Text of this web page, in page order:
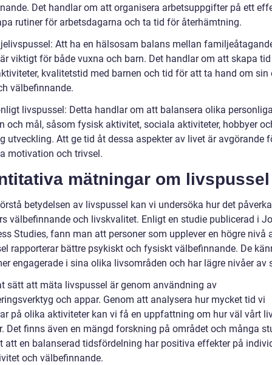
Det handlar om att organisera arbetsuppgifter på ett
rutiner för arbetsdagarna och ta tid för återhämtning.
Att ha en hälsosam balans mellan
viktigt för både vuxna och barn. Det handlar om att skapa
kvalitetstid med barnen och tid för att ta hand om sin
välbefinnande.
livspussel: Detta handlar om att balansera olika
och mål, såsom fysisk aktivitet, sociala aktiviteter, hobbyer
utveckling. Att ge tid åt dessa aspekter av livet är avgörande
motivation och trivsel.
mätningar om livspussel
betydelsen av livspussel kan vi undersöka hur det
välbefinnande och livskvalitet. Enligt en studie publicerad i
Studies, fann man att personer som upplever en högre nivå
rapporterar bättre psykiskt och fysiskt välbefinnande. De
engagerade i sina olika livsområden och har lägre nivåer av
sätt att mäta livspussel är genom användning av
och appar. Genom att analysera hur mycket tid vi
på olika aktiviteter kan vi få en uppfattning om hur väl vårt
Det finns även en mängd forskning på området och många
att en balanserad tidsfördelning har positiva effekter på
och välbefinnande.